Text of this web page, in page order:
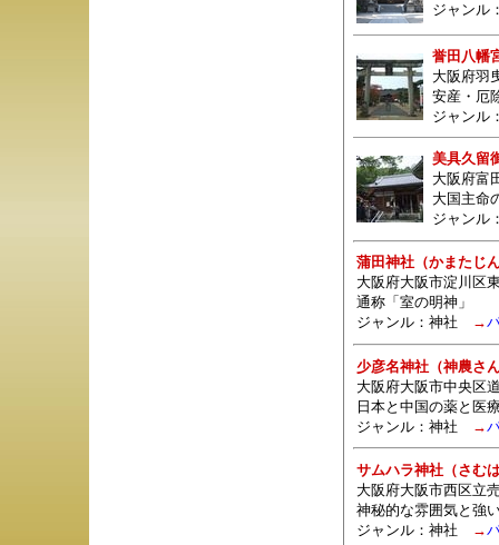
ジャンル
誉田八幡
大阪府羽
安産・厄
ジャンル
美具久留
大阪府富
大国主命
ジャンル
蒲田神社（かまたじ
大阪府大阪市淀川区
通称「室の明神」
ジャンル： 神社 →
少彦名神社（神農さ
大阪府大阪市中央区
日本と中国の薬と医
ジャンル： 神社 →
サムハラ神社（さむ
大阪府大阪市西区立
神秘的な雰囲気と強
ジャンル： 神社 →